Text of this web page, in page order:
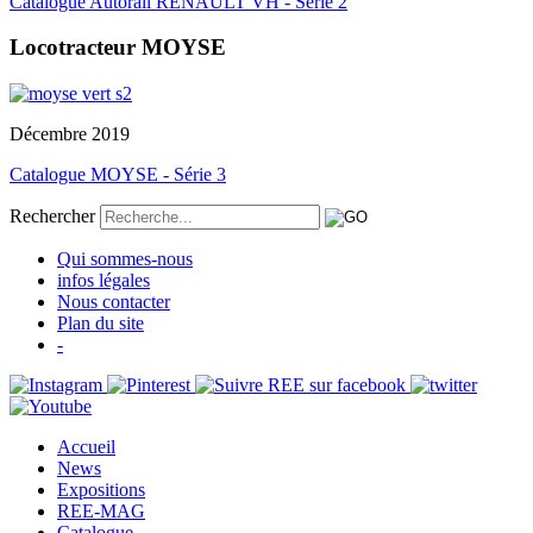
Locotracteur MOYSE
Décembre 2019
Catalogue MOYSE - Série 3
Rechercher
Qui sommes-nous
infos légales
Nous contacter
Plan du site
-
Accueil
News
Expositions
REE-MAG